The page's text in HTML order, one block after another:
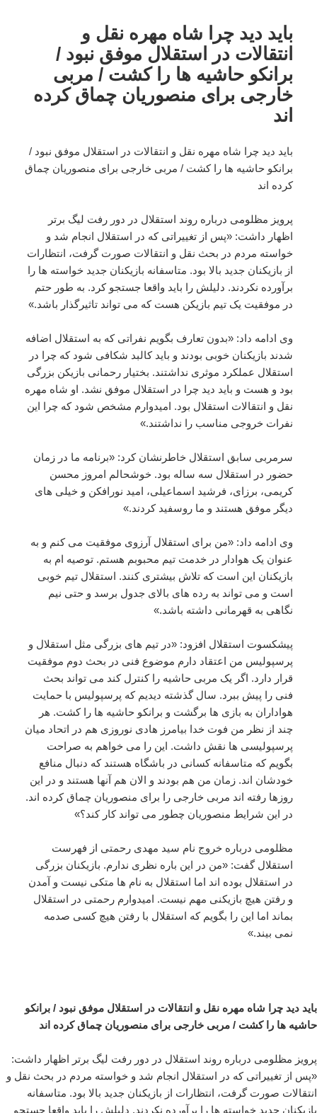
باید دید چرا شاه مهره نقل و
انتقالات در استقلال موفق نبود /
برانکو حاشیه ها را کشت / مربی
خارجی برای منصوریان چماق کرده
اند
باید دید چرا شاه مهره نقل و انتقالات در استقلال موفق نبود /
برانکو حاشیه ها را کشت / مربی خارجی برای منصوریان چماق
کرده اند
پرویز مظلومی درباره روند استقلال در دور رفت لیگ برتر
اظهار داشت: «پس از تغییراتی که در استقلال انجام شد و
خواسته مردم در بحث نقل و انتقالات صورت گرفت، انتظارات
از بازیکنان جدید بالا بود. متاسفانه بازیکنان جدید خواسته ها را
برآورده نکردند. دلیلش را باید واقعا جستجو کرد. به طور حتم
در موفقیت یک تیم بازیکن هست که می تواند تاثیرگذار باشد.»
وی ادامه داد: «بدون تعارف بگویم نفراتی که به استقلال اضافه
شدند بازیکنان خوبی بودند و باید کالبد شکافی شود که چرا در
استقلال عملکرد موثری نداشتند. بختیار رحمانی بازیکن بزرگی
بود و هست و باید دید چرا در استقلال موفق نشد. او شاه مهره
نقل و انتقالات استقلال بود. امیدوارم مشخص شود که چرا این
نفرات خروجی مناسب را نداشتند.»
سرمربی سابق استقلال خاطرنشان کرد: «برنامه ما در زمان
حضور در استقلال سه ساله بود. خوشحالم امروز محسن
کریمی، برزای، فرشید اسماعیلی، امید نورافکن و خیلی های
دیگر موفق هستند و ما روسفید کردند.»
وی ادامه داد: «من برای استقلال آرزوی موفقیت می کنم و به
عنوان یک هوادار در خدمت تیم محبوبم هستم. توصیه ام به
بازیکنان این است که تلاش بیشتری کنند. استقلال تیم خوبی
است و می تواند به رده های بالای جدول برسد و حتی نیم
نگاهی به قهرمانی داشته باشد.»
پیشکسوت استقلال افزود: «در تیم های بزرگی مثل استقلال و
پرسپولیس من اعتقاد دارم موضوع فنی در بحث دوم موفقیت
قرار دارد. اگر یک مربی حاشیه را کنترل کند می تواند بحث
فنی را پیش ببرد. سال گذشته دیدیم که پرسپولیس با حمایت
هواداران به بازی ها برگشت و برانکو حاشیه ها را کشت. هر
چند از نظر من فوت خدا بیامرز هادی نوروزی هم در اتحاد میان
پرسپولیسی ها نقش داشت. این را می خواهم به صراحت
بگویم که متاسفانه کسانی در باشگاه هستند که دنبال منافع
خودشان اند. زمان من هم بودند و الان هم آنها هستند و در این
روزها رفته اند مربی خارجی را برای منصوریان چماق کرده اند.
در این شرایط منصوریان چطور می تواند کار کند؟»
مظلومی درباره خروج نام سید مهدی رحمتی از فهرست
استقلال گفت: «من در این باره نظری ندارم. بازیکنان بزرگی
در استقلال بوده اند اما استقلال به نام ها متکی نیست و آمدن
و رفتن هیچ بازیکنی مهم نیست. امیدوارم رحمتی در استقلال
بماند اما این را بگویم که استقلال با رفتن هیچ کسی صدمه
نمی بیند.»
باید دید چرا شاه مهره نقل و انتقالات در استقلال موفق نبود / برانکو
حاشیه ها را کشت / مربی خارجی برای منصوریان چماق کرده اند
پرویز مظلومی درباره روند استقلال در دور رفت لیگ برتر اظهار داشت:
«پس از تغییراتی که در استقلال انجام شد و خواسته مردم در بحث نقل و
انتقالات صورت گرفت، انتظارات از بازیکنان جدید بالا بود. متاسفانه
بازیکنان جدید خواسته ها را برآورده نکردند. دلیلش را باید واقعا جستجو